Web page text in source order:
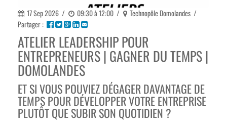
17 Sep 2026 / 09:30 à 12:00 / Technopôle Domolandes /
Partager :
ATELIER LEADERSHIP POUR
ENTREPRENEURS | GAGNER DU TEMPS |
DOMOLANDES
ET SI VOUS POUVIEZ DÉGAGER DAVANTAGE DE
TEMPS POUR DÉVELOPPER VOTRE ENTREPRISE
PLUTÔT QUE SUBIR SON QUOTIDIEN ?